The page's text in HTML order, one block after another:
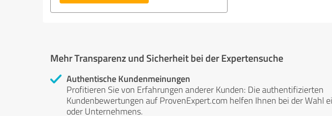
Mehr Transparenz und Sicherheit bei der Expertensuche
Authentische Kundenmeinungen
Profitieren Sie von Erfahrungen anderer Kunden: Die authentifizierten
Kundenbewertungen auf ProvenExpert.com helfen Ihnen bei der Wahl
oder Unternehmens.